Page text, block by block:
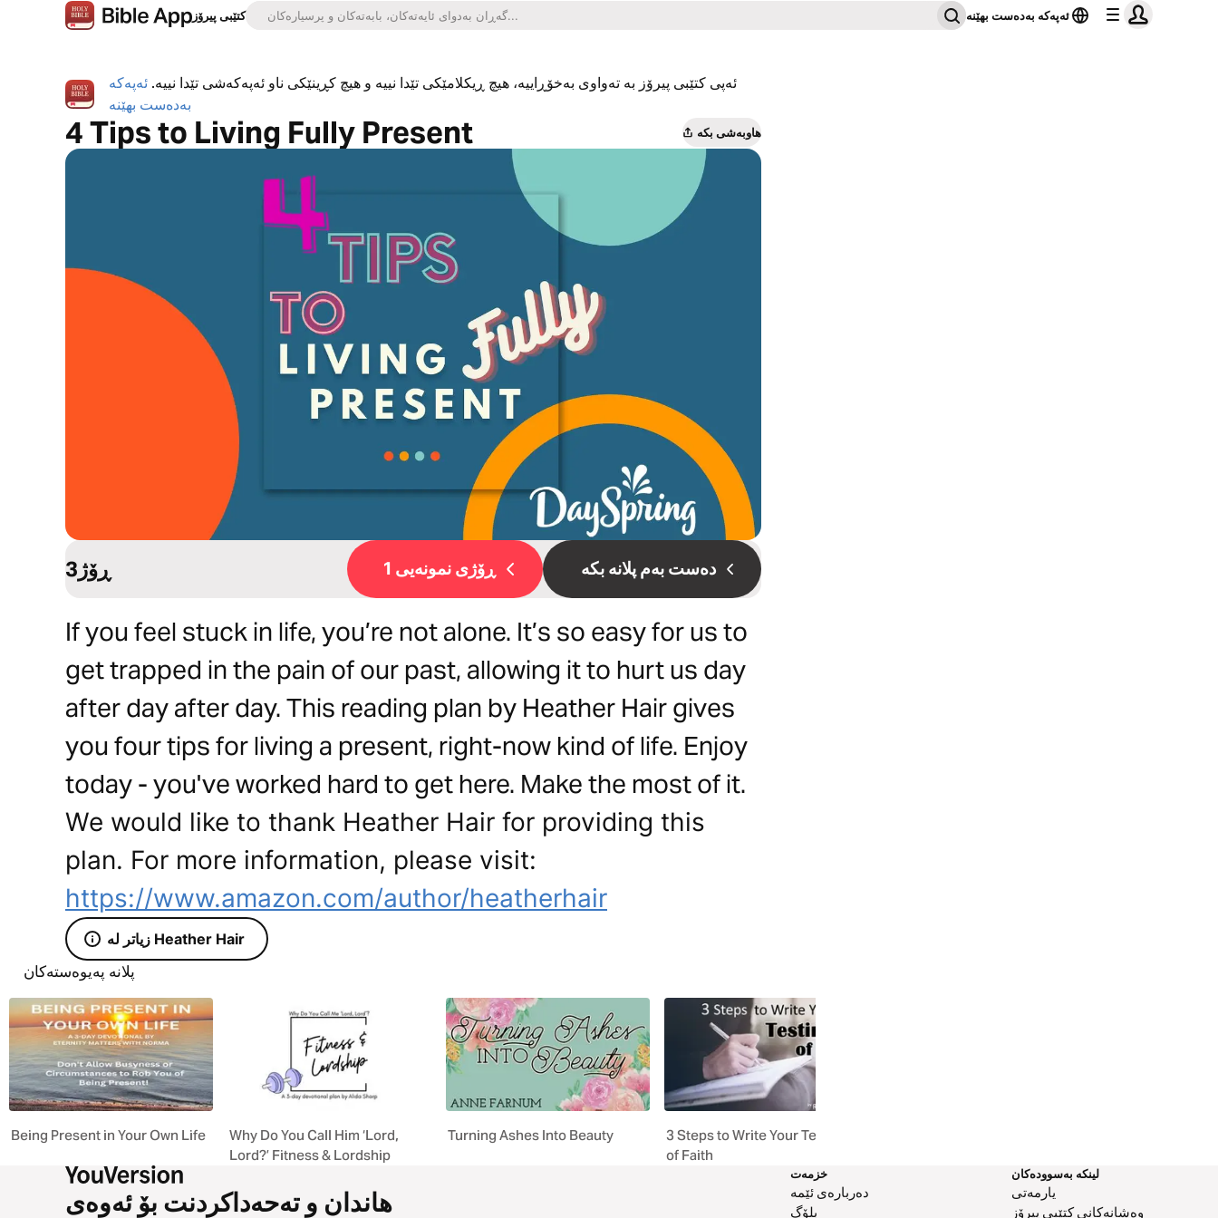
کتێبی پیرۆز ئەپەکە بەدەست بهێنە
ئەپی کتێبی پیرۆز بە تەواوی بەخۆڕاییە، هیچ ڕیکلامێکی تێدا نییە و هیچ کڕینێکی ناو ئەپەکەشی تێدا نییە. ئەپەکە
بەدەست بهێنە
4 Tips to Living Fully Present هاوبەشی بکە
3ڕۆژ ڕۆژی نمونەیی 1 دەست بەم پلانە بکە
If you feel stuck in life, you’re not alone. It’s so easy for us to
get trapped in the pain of our past, allowing it to hurt us day
after day after day. This reading plan by Heather Hair gives
you four tips for living a present, right-now kind of life. Enjoy
today - you've worked hard to get here. Make the most of it.
We would like to thank Heather Hair for providing this
plan. For more information, please visit:
https://www.amazon.com/author/heatherhair
زیاتر لە Heather Hair
پلانە پەیوەستەکان
Being Present in Your Own Life
Why Do You Call Him ‘Lord,
Lord?’ Fitness & Lordship
Turning Ashes Into Beauty
3 Steps to Write Your Testimony
of Faith
هاندان و تەحەداکردنت بۆ ئەوەی
خزمەت
دەربارەی ئێمە
بلۆگ
لینکە بەسوودەکان
یارمەتی
وەشانەکانی کتێبی پیرۆز